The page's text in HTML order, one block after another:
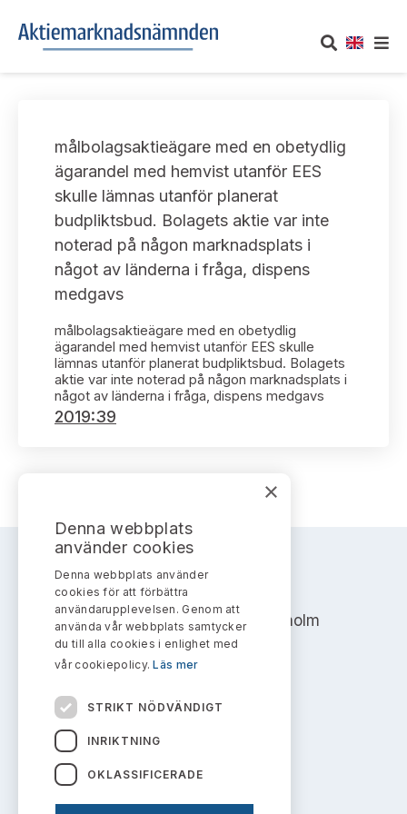
Om oss
Vårt uppdrag
Informationsgivning
Arbetssätt och jävsfrågor
Stadgar
Arbetsordning
Ledamöter
Verksamhetsberättelser
Publikationer och anföranden
UTTALANDEN
Om nämndens uttalanden
Framställningar och konsultation
Uttalanden sorterade efter publiceringsdatum
Samtliga uttalanden sorterade årsvis
Uttalanden sorterade ämnesvis
Prenumerera
TAKEOVER-REGLER
Takeover-regler för reglerade marknader och vissa
handelsplattformar
AKTUELLT
Prenumerera
Bildarkiv
KONTAKT
Kontakt angående ansökningar och uttalanden
Kontakt administrativa ärenden
målbolagsaktieägare med en obetydlig
ägarandel med hemvist utanför EES
skulle lämnas utanför planerat
budpliktsbud. Bolagets aktie var inte
noterad på någon marknadsplats i
något av länderna i fråga, dispens
medgavs
målbolagsaktieägare med en obetydlig
ägarandel med hemvist utanför EES skulle
lämnas utanför planerat budpliktsbud. Bolagets
aktie var inte noterad på någon marknadsplats i
något av länderna i fråga, dispens medgavs
2019:39
AKTIEMARKNADSNÄMNDEN
Address: Box 7354, 103 90 Stockholm
info@aktiemarknadsnamnden.se
Om innehållet
Om webbplatsen
×
Denna webbplats
använder cookies
Denna webbplats använder
cookies för att förbättra
användarupplevelsen. Genom att
använda vår webbplats samtycker
du till alla cookies i enlighet med
vår cookiepolicy.Läs mer
STRIKT NÖDVÄNDIGT
INRIKTNING
OKLASSIFICERADE